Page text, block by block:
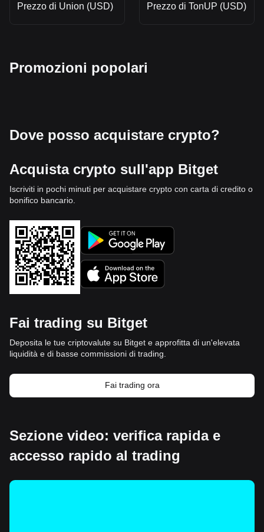
Prezzo di Union (USD) Prezzo di TonUP (USD)
Promozioni popolari
Dove posso acquistare crypto?
Acquista crypto sull'app Bitget
Iscriviti in pochi minuti per acquistare crypto con carta di credito o
bonifico bancario.
Fai trading su Bitget
Deposita le tue criptovalute su Bitget e approfitta di un'elevata
liquidità e di basse commissioni di trading.
Fai trading ora
Sezione video: verifica rapida e
accesso rapido al trading